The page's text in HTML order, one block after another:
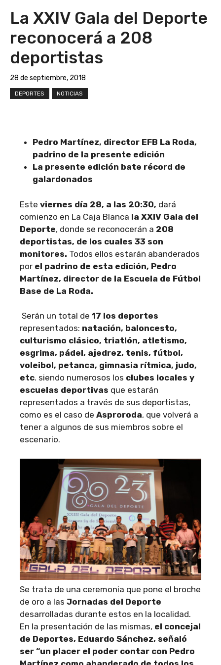
La XXIV Gala del Deporte
reconocerá a 208
deportistas
28 de septiembre, 2018
DEPORTES NOTICIAS
Pedro Martínez, director EFB La Roda,
padrino de la presente edición
La presente edición bate récord de
galardonados
Este viernes día 28, a las 20:30, dará
comienzo en La Caja Blanca la XXIV Gala del
Deporte, donde se reconocerán a 208
deportistas, de los cuales 33 son
monitores. Todos ellos estarán abanderados
por el padrino de esta edición, Pedro
Martínez, director de la Escuela de Fútbol
Base de La Roda.
Serán un total de 17 los deportes
representados: natación, baloncesto,
culturismo clásico, triatlón, atletismo,
esgrima, pádel, ajedrez, tenis, fútbol,
voleibol, petanca, gimnasia rítmica, judo,
etc. siendo numerosos los clubes locales y
escuelas deportivas que estarán
representados a través de sus deportistas,
como es el caso de Asproroda, que volverá a
tener a algunos de sus miembros sobre el
escenario.
Se trata de una ceremonia que pone el broche
de oro a las Jornadas del Deporte
desarrolladas durante estos en la localidad.
En la presentación de las mismas, el concejal
de Deportes, Eduardo Sánchez, señaló
ser “un placer el poder contar con Pedro